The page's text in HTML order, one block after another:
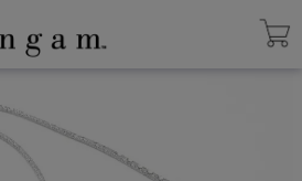
ップ